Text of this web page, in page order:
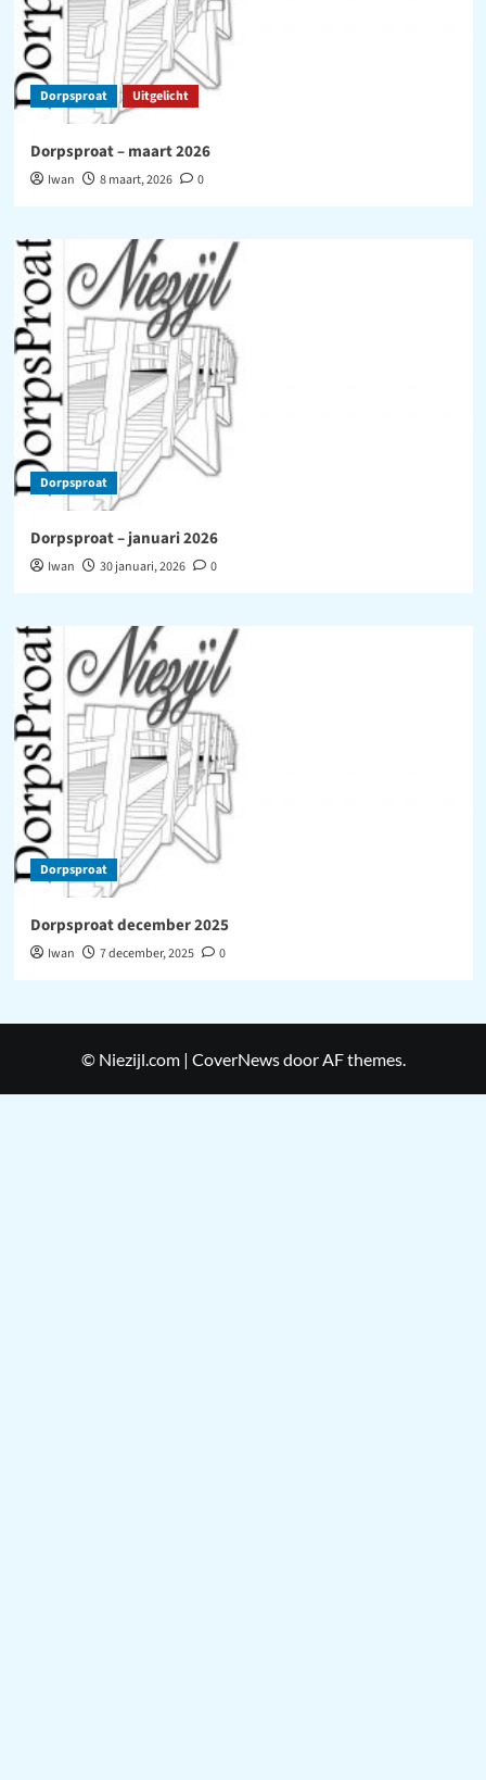
Dorpsproat Uitgelicht
Dorpsproat – maart 2026
Iwan 8 maart, 2026 0
Dorpsproat
Dorpsproat – januari 2026
Iwan 30 januari, 2026 0
Dorpsproat
Dorpsproat december 2025
Iwan 7 december, 2025 0
© Niezijl.com | CoverNewsdoor AF themes.